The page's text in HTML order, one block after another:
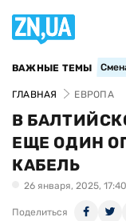
ВАЖНЫЕ ТЕМЫ
ГЛАВНАЯ ЕВРОПА
В
ЕЩЕ ОДИН
КАБЕЛЬ
26 января, 2025, 17:40
Поделиться